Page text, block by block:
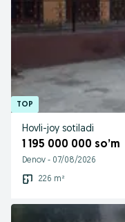
Hovli-joy sotiladi
1 195 000 000 so’m
Denov - 07/08/2026
226 m²